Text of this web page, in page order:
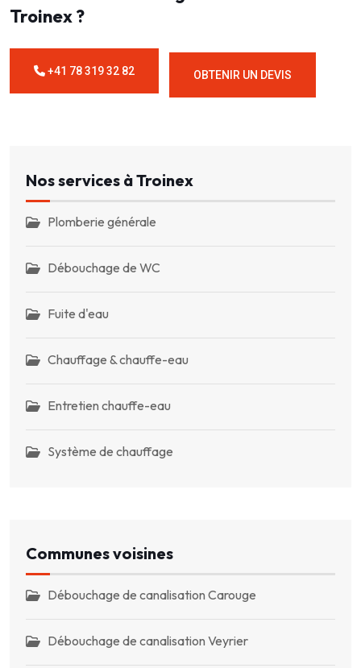
Troinex ?
+41 78 319 32 82 OBTENIR UN DEVIS
Nos services à Troinex
Plomberie générale
Débouchage de WC
Fuite d'eau
Chauffage & chauffe-eau
Entretien chauffe-eau
Système de chauffage
Communes voisines
Débouchage de canalisation Carouge
Débouchage de canalisation Veyrier